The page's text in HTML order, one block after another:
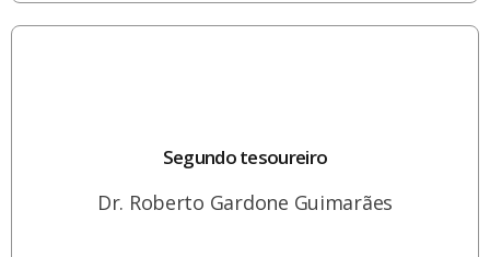
Segundo tesoureiro
Dr. Roberto Gardone Guimarães